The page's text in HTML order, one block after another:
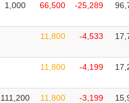
1,000 66,500 -25,289
11,800 -4,533
11,800 -4,199
111,200 11,800 -3,199